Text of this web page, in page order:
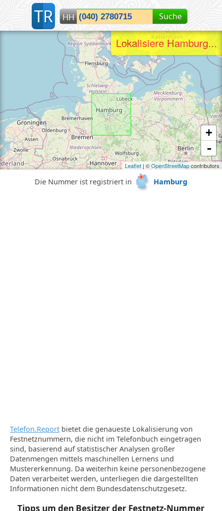
TR HH Suche
+
-
Leaflet| ©OpenStreetMapcontributors
Lokalisiere Hamburg...
Die Nummer ist registriert in Hamburg
Telefon.Report bietet die genaueste Lokalisierung von
Festnetznummern, die nicht im Telefonbuch eingetragen
sind, basierend auf statistischer Analysen großer
Datenmengen mittels maschinellen Lernens und
Mustererkennung. Da weiterhin keine personenbezogene
Daten verarbeitet werden, unterliegen die dargestellten
Informationen nicht dem Bundesdatenschutzgesetz.
Tipps um den Besitzer der Festnetz-Nummer